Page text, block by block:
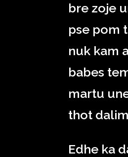
bre zoje
pse pom
nuk kam
babes
martu
thot
Edhe ka